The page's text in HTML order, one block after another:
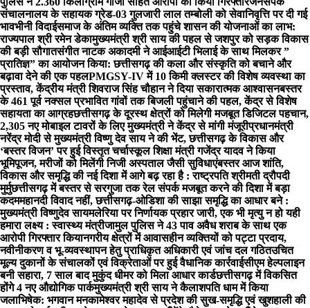
संचालनालय के सहायक ग्रेड-03 गुलजारी लाल तम्बोली को सेवानिवृत्ति पर दी गई
भावभीनी विदाईसमाज के अंतिम व्यक्ति तक पहुंचे शासन की योजनाओं का लाभ:
राज्यपाल श्री रमेन डेकामुख्यमंत्री श्री साय की पहल से जशपुर को सड़क विकास
की बड़ी सौगातसंगीत नाटक अकादमी ने आईआईटी भिलाई के साथ मिलकर ”
प्रातिज्ञ” का आयोजन किया: छत्तीसगढ़ की कला और संस्कृति को बचाने और
बढ़ावा देने की एक पहलPMGSY-IV में 10 किमी क्लस्टर की विशेष व्यवस्था का
प्रस्ताव, केंद्रीय मंत्री शिवराज सिंह चौहान ने दिया सकारात्मक आश्वासनबस्तर
के 461 पूर्व नक्सल प्रभावित गांवों तक बिजली पहुंचाने की पहल, केंद्र से विशेष
सहायता का आग्रहछत्तीसगढ़ के दूरस्थ क्षेत्रों को मिलेगी मजबूत डिजिटल पहचान,
2,305 नए मोबाइल टावरों के लिए मुख्यमंत्री ने केंद्र से मांगी मंजूरीप्रधानमंत्री
नरेंद्र मोदी से मुख्यमंत्री विष्णु देव साय ने की भेंट, छत्तीसगढ़ के विकास और
‘बस्तर विजन’ पर हुई विस्तृत चर्चास्कूल शिक्षा मंत्री गजेंद्र यादव ने किया
भूमिपूजन, मरीजों को मिलेंगी निजी अस्पताल जैसी सुविधाएंबस्तर आज शांति,
विकास और समृद्धि की नई दिशा में आगे बढ़ रहा है : राष्ट्रपति श्रीमती द्रौपदी
मुर्मुछत्तीसगढ़ में बस्तर से सरगुजा तक रेल संपर्क मजबूत करने की दिशा में बड़ा
कदममहानदी विवाद नहीं, छत्तीसगढ़-ओडिशा की साझा समृद्धि का आधार बने :
मुख्यमंत्री विष्णुदेव सायमलेरिया पर निर्णायक प्रहार जारी, एक भी मृत्यु न हो यही
हमारा लक्ष्य : स्वास्थ्य मंत्रीजामुल पुलिस ने 43 पाव अवैध शराब के साथ एक
आरोपी गिरफ्तार कियानगरीय क्षेत्रों में आवासहीन व्यक्तियों को पट्टा प्रदाय,
नवीनीकरण व भू-व्यवस्थापन हेतु प्राधिकृत अधिकारी एवं जांच दल गठितउचित
मूल्य दुकानों के संचालकों एवं विक्रेताओं पर हुई वैधानिक कार्रवाईसीएम हेल्पलाइन
बनी सहारा, 7 साल बाद मुकुंद धीमर को मिला आधार कार्डछत्तीसगढ़ में विकसित
होंगे 4 नए औद्योगिक पार्कमुख्यमंत्री श्री साय ने कैलाशपति धाम में किया
जलाभिषेक: भगवान मनकामेश्वर महादेव से प्रदेश की सुख-समृद्धि एवं खुशहाली की